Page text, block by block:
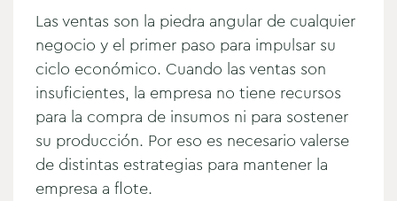
Las ventas son la piedra angular de cualquier
negocio y el primer paso para impulsar su
ciclo económico. Cuando las ventas son
insuficientes, la empresa no tiene recursos
para la compra de insumos ni para sostener
su producción. Por eso es necesario valerse
de distintas estrategias para mantener la
empresa a flote.